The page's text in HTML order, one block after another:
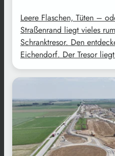
Leere Flaschen, Tüten –
Straßenrand liegt vieles
Schranktresor. Den
Eichendorf. Der Tresor